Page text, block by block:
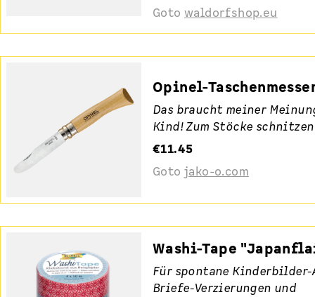
Goto waldorfshop.eu
Opinel-
Das braucht meiner
Kind! Zum Stöcke
€11.45
Goto jako-o.com
Washi-Tape
Für spontane
Briefe-Verzierungen und